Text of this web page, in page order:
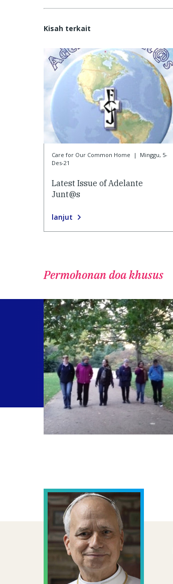
Kisah terkait
Care for Our Common Home |
Minggu, 5-
Des-21
Latest Issue of Adelante
Junt@s
lanjut
Permohonan doa khusus